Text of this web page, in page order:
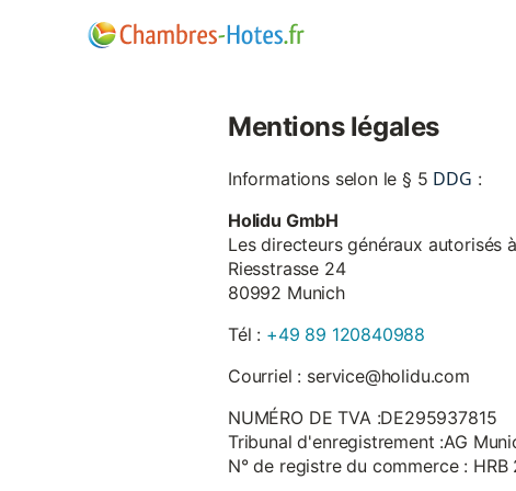
Mentions légales
Informations selon le § 5 DDG :
Holidu GmbH
Les directeurs généraux autorisés
Riesstrasse 24
80992 Munich
Tél : +49 89 120840988
Courriel : service@holidu.com
NUMÉRO DE TVA :DE295937815
Tribunal d'enregistrement :AG
N° de registre du commerce : HRB